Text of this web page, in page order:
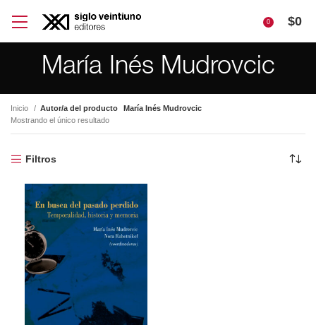
0 $0
María Inés Mudrovcic
Inicio Autor/a del producto
María Inés Mudrovcic
Mostrando el único resultado
Filtros